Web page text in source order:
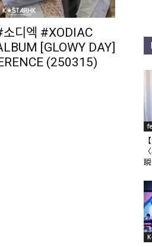
디엑 #XODIAC
[GLOWY DAY]
(250315)